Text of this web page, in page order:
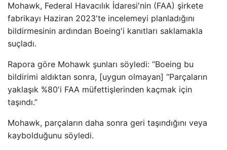
Mohawk, Federal Havacılık İdaresi'nin (FAA) şirkete
fabrikayı Haziran 2023'te incelemeyi planladığını
bildirmesinin ardından Boeing'i kanıtları saklamakla
suçladı.
Rapora göre Mohawk şunları söyledi: “Boeing bu
bildirimi aldıktan sonra, [uygun olmayan] “Parçaların
yaklaşık %80'i FAA müfettişlerinden kaçmak için
taşındı.”
Mohawk, parçaların daha sonra geri taşındığını veya
kaybolduğunu söyledi.